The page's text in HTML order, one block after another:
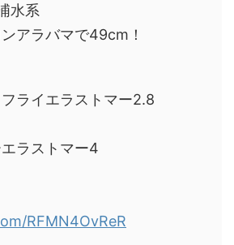
水系
アラバマで49cm！
ライエラストマー2.8
ラストマー4
RFMN4OvReR